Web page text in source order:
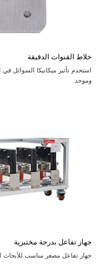
خلاط القنوات الدقيقة
استخدم تأثير ميكانيكا السوائل
وموحد.
جهاز تفاعل بدرجة مختبرية
جهاز تفاعل مصغر مناسب للأبحاث